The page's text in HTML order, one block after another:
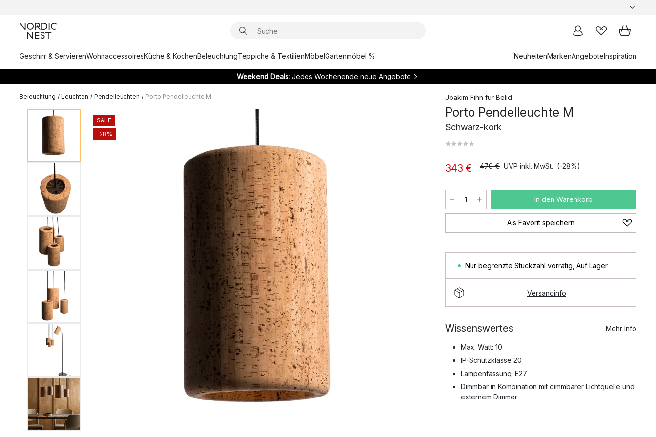
Geschirr & ServierenWohnaccessoiresKüche & KochenBeleuchtungTeppiche & TextilienMöbelGartenmöbel % NeuheitenMarkenAngeboteInspiration
Weekend Deals:Jedes Wochenende neue Angebote
Beleuchtung / Leuchten / Pendelleuchten / Porto Pendelleuchte M
SALE
-28%
Joakim Fihn für Belid
Porto Pendelleuchte M
Schwarz-kork
343 € 479 € UVP inkl. MwSt. (-28%)
In den Warenkorb
Als Favorit speichern
Nur begrenzte Stückzahl vorrätig Auf Lager
Versandinfo
Wissenswertes Mehr Info
Max. Watt: 10
IP-Schutzklasse 20
Lampenfassung: E27
Dimmbar in Kombination mit dimmbarer Lichtquelle und
externem Dimmer